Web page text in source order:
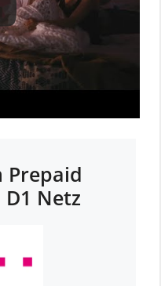
Prepaid
Netz